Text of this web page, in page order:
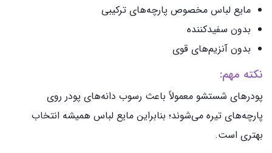
مایع لباس مخصوص پارچه‌های ترکیبی
بدون سفیدکننده
بدون آنزیم‌های قوی
نکته مهم:
پودرهای شستشو معمولاً باعث رسوب دانه‌های پودر روی
پارچه‌های تیره می‌شوند؛ بنابراین مایع لباس همیشه انتخاب
بهتری است.